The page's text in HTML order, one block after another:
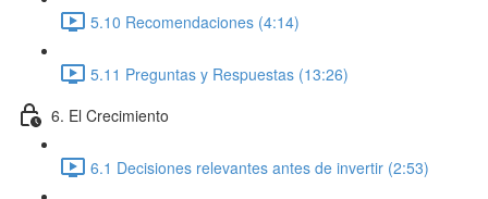
5.10 Recomendaciones (4:14)
5.11 Preguntas y Respuestas (13:26)
6. El Crecimiento
6.1 Decisiones relevantes antes de invertir (2:53)